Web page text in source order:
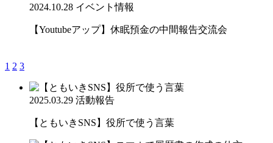
2024.10.28 イベント情報
【Youtubeアップ】休眠預金の中間報告交流会
1 2 3
2025.03.29 活動報告
【ともいきSNS】役所で使う言葉